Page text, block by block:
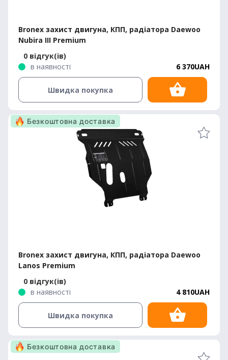
Bronex захист двигуна, КПП, радіатора Daewoo
Nubira III Premium
0 відгук(ів)
в наявності
6 370UAH
Швидка покупка
Bronex захист двигуна, КПП, радіатора Daewoo
Lanos Premium
0 відгук(ів)
в наявності
4 810UAH
Безкоштовна доставка
Швидка покупка
Безкоштовна доставка